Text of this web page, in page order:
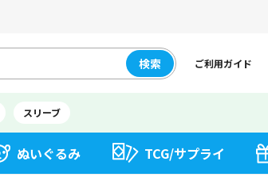
検索 ご利用ガイド
スリーブ
ぬいぐるみ TCG/サプライ